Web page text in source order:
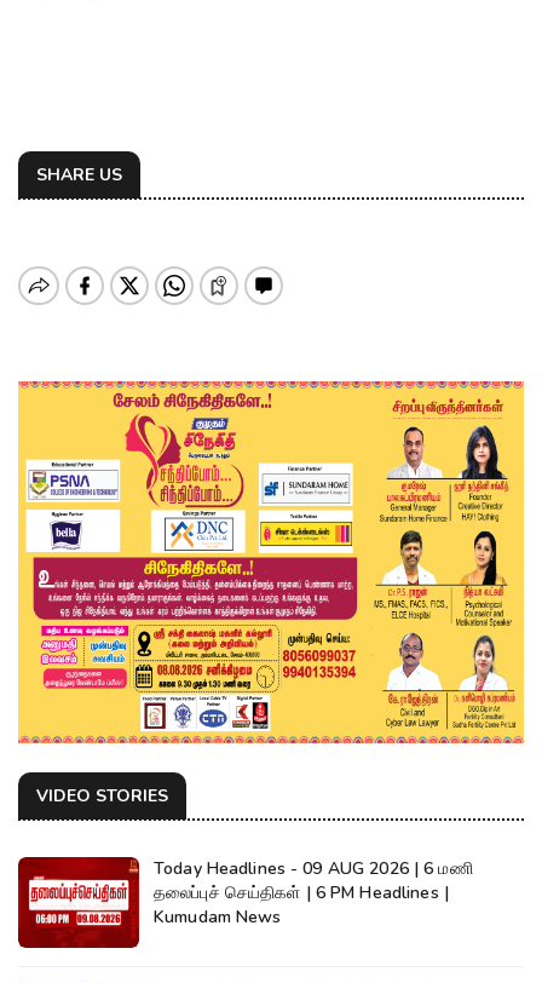
SHARE US
VIDEO STORIES
Today Headlines - 09 AUG 2026 | 6 மணி
தலைப்புச் செய்திகள் | 6 PM Headlines |
Kumudam News